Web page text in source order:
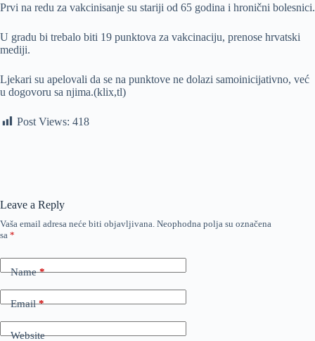
Prvi na redu za vakcinisanje su stariji od 65 godina i hronični bolesnici.
U gradu bi trebalo biti 19 punktova za vakcinaciju, prenose hrvatski
mediji.
Ljekari su apelovali da se na punktove ne dolazi samoinicijativno, već
u dogovoru sa njima.(klix,tl)
Post Views: 418
Leave a Reply
Vaša email adresa neće biti objavljivana. Neophodna polja su označena
sa *
Name*
Email*
Website